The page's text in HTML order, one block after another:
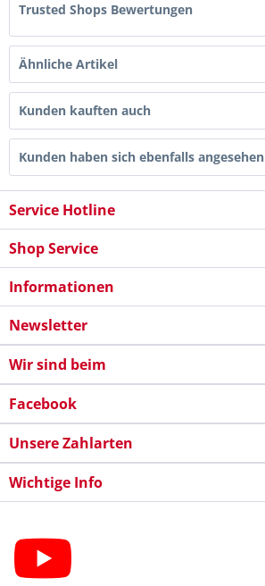
Trusted Shops Bewertungen
Ähnliche Artikel
Kunden kauften auch
Kunden haben sich ebenfalls angesehen
Service Hotline
Shop Service
Informationen
Newsletter
Wir sind beim
Facebook
Unsere Zahlarten
Wichtige Info